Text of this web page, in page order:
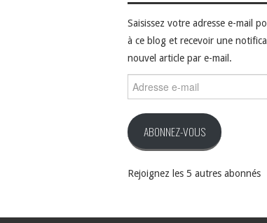
Saisissez votre adresse e-mail
à ce blog et recevoir une
nouvel article par e-mail.
Adresse
e-
ABONNEZ-VOUS
Rejoignez les 5 autres abonnés